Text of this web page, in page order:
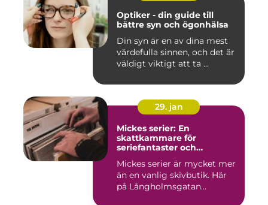
Optiker - din guide till
bättre syn och ögonhälsa
Din syn är en av dina mest
värdefulla sinnen, och det är
väldigt viktigt att ta ...
29. jan
Mickes serier: En
skattkammare för
seriefantaster och
Mickes serier är mycket mer
än en vanlig skivbutik. Här
på Långholmsgatan...